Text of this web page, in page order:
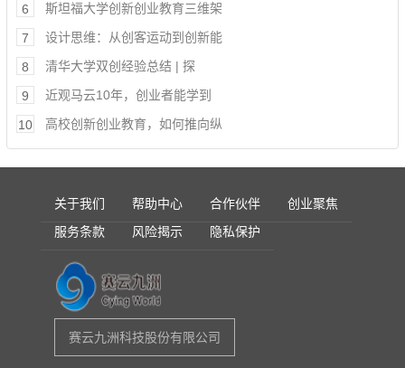
斯坦福大学创新创业教育三维架
6
设计思维：从创客运动到创新能
7
清华大学双创经验总结 | 探
8
近观马云10年，创业者能学到
9
高校创新创业教育，如何推向纵
10
关于我们 帮助中心 合作伙伴
创业聚焦
服务条款
风险揭示 隐私保护
赛云九洲科技股份有限公司